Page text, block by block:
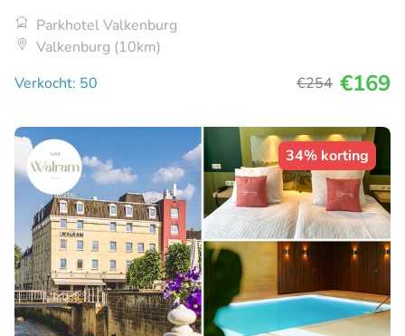
Parkhotel Valkenburg
Valkenburg (10km)
Verkocht: 50
€254 €169
34% korting